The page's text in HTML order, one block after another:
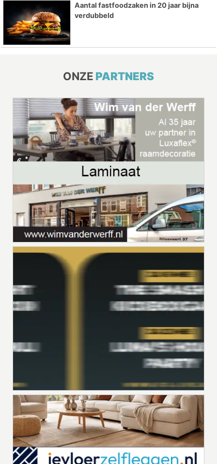
Aantal fastfoodzaken in 20 jaar bijna
verdubbeld
ONZE PARTNERS